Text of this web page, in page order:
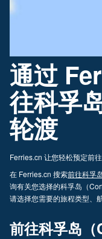
通过
往科孚
轮渡
Ferries.cn 让您轻松预定前
在 Ferries.cn 搜索前往科孚
询有关您选择的科孚岛（
请选择您需要的旅程类型、
前往科孚岛